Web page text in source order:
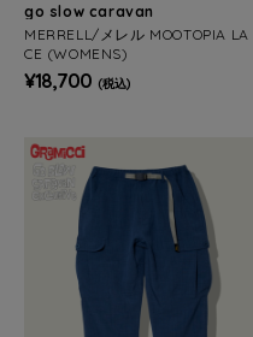
go slow caravan
MERRELL/メレル MOOTOPIA LA
CE (WOMENS)
¥18,700 (税込)